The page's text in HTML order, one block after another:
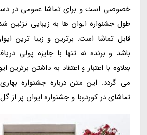
خصوصی است و برای تماشا عمومی در
طول جشنواره ایوان ها به زیبایی تزئین
قابل تماشا است. برترین و زیبا ترین
باشد و برنده نه تنها با جایزه پولی
بعلاوه با اعتبار و اعتقاد به داشتن برترین
می گردد. این متن درباره جشنواره بهاری
تماشای در کوردوبا و جشنواره ایوان پر از